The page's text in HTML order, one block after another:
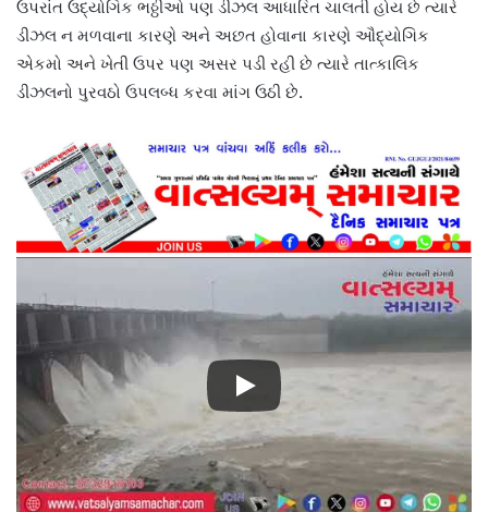
ઉપરાંત ઉદ્યોગિક ભઠ્ઠીઓ પણ ડીઝલ આધારિત ચાલતી હોય છે ત્યારે
ડીઝલ ન મળવાના કારણે અને અછત હોવાના કારણે ઔદ્યોગિક
એકમો અને ખેતી ઉપર પણ અસર પડી રહી છે ત્યારે તાત્કાલિક
ડીઝલનો પુરવઠો ઉપલબ્ધ કરવા માંગ ઉઠી છે.